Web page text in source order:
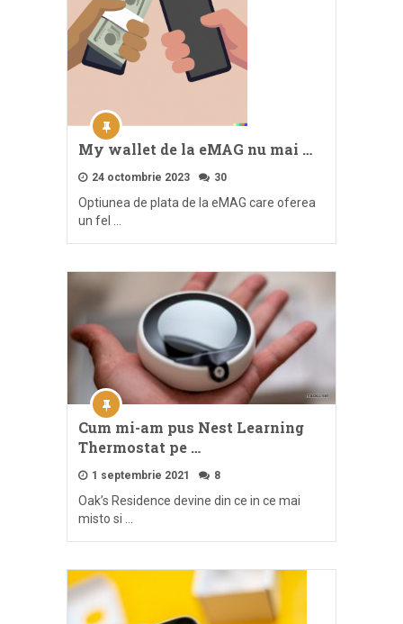
My wallet de la eMAG nu mai …
24 octombrie 2023 30
Optiunea de plata de la eMAG care oferea
un fel …
Cum mi-am pus Nest Learning
Thermostat pe …
1 septembrie 2021 8
Oak’s Residence devine din ce in ce mai
misto si …